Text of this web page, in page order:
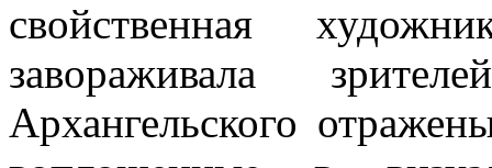
свойственная
завораживала
Архангельского